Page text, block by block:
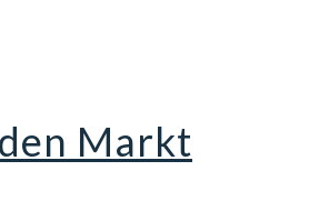
Markt